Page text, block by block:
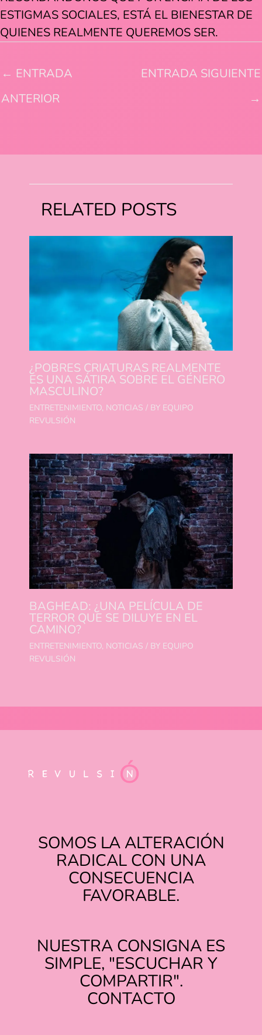
ESTIGMAS SOCIALES, ESTÁ EL BIENESTAR DE
QUIENES REALMENTE QUEREMOS SER.
← ENTRADA
ANTERIOR
ENTRADA SIGUIENTE
→
RELATED POSTS
¿POBRES CRIATURAS REALMENTE
ES UNA SÁTIRA SOBRE EL GÉNERO
MASCULINO?
ENTRETENIMIENTO, NOTICIAS / BY EQUIPO
REVULSIÓN
BAGHEAD: ¿UNA PELÍCULA DE
TERROR QUE SE DILUYE EN EL
CAMINO?
ENTRETENIMIENTO, NOTICIAS / BY EQUIPO
REVULSIÓN
SOMOS LA ALTERACIÓN
RADICAL CON UNA
CONSECUENCIA
FAVORABLE.
NUESTRA CONSIGNA ES
SIMPLE, "ESCUCHAR Y
COMPARTIR".
CONTACTO
INSTAGRAM